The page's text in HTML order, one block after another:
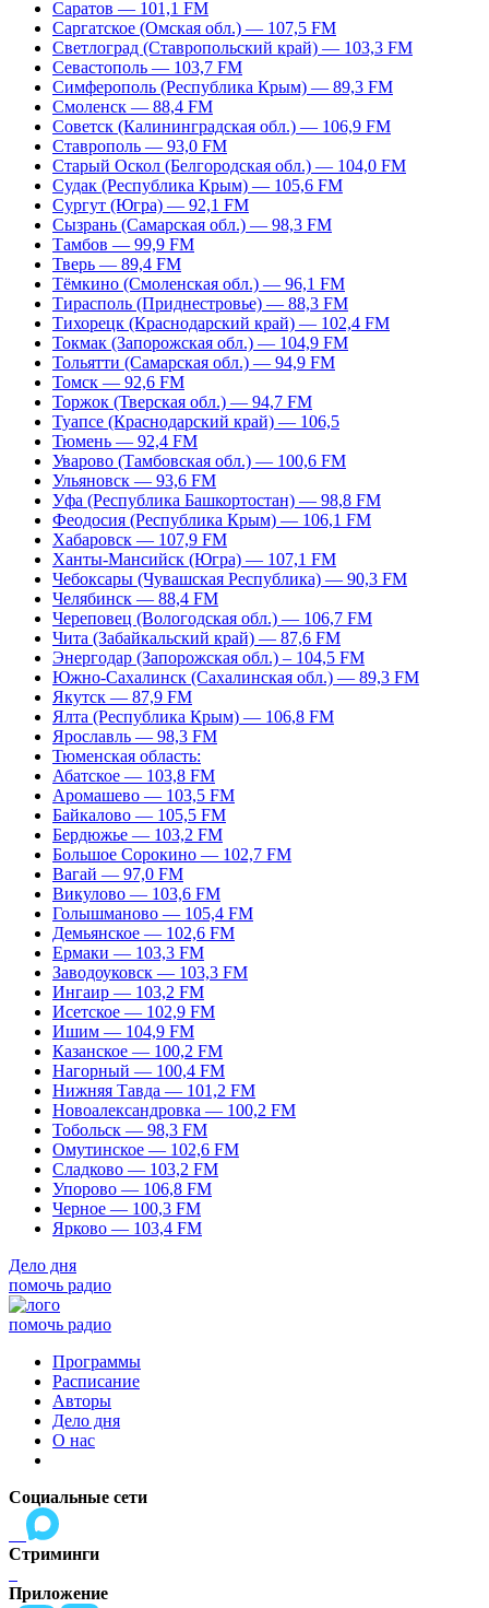
Саратов — 101,1 FM
Саргатское (Омская обл.) — 107,5 FM
Светлоград (Ставропольский край) — 103,3 FM
Севастополь — 103,7 FM
Симферополь (Республика Крым) — 89,3 FM
Смоленск — 88,4 FM
Советск (Калининградская обл.) — 106,9 FM
Ставрополь — 93,0 FM
Старый Оскол (Белгородская обл.) — 104,0 FM
Судак (Республика Крым) — 105,6 FM
Сургут (Югра) — 92,1 FM
Сызрань (Самарская обл.) — 98,3 FM
Тамбов — 99,9 FM
Тверь — 89,4 FM
Тёмкино (Смоленская обл.) — 96,1 FM
Тирасполь (Приднестровье) — 88,3 FM
Тихорецк (Краснодарский край) — 102,4 FM
Токмак (Запорожская обл.) — 104,9 FM
Тольятти (Самарская обл.) — 94,9 FM
Томск — 92,6 FM
Торжок (Тверская обл.) — 94,7 FM
Туапсе (Краснодарский край) — 106,5
Тюмень — 92,4 FM
Уварово (Тамбовская обл.) — 100,6 FM
Ульяновск — 93,6 FM
Уфа (Республика Башкортостан) — 98,8 FM
Феодосия (Республика Крым) — 106,1 FM
Хабаровск — 107,9 FM
Ханты-Мансийск (Югра) — 107,1 FM
Чебоксары (Чувашская Республика) — 90,3 FM
Челябинск — 88,4 FM
Череповец (Вологодская обл.) — 106,7 FM
Чита (Забайкальский край) — 87,6 FM
Энергодар (Запорожская обл.) – 104,5 FM
Южно-Сахалинск (Сахалинская обл.) — 89,3 FM
Якутск — 87,9 FM
Ялта (Республика Крым) — 106,8 FM
Ярославль — 98,3 FM
Тюменская область:
Абатское — 103,8 FM
Аромашево — 103,5 FM
Байкалово — 105,5 FM
Бердюжье — 103,2 FM
Большое Сорокино — 102,7 FM
Вагай — 97,0 FM
Викулово — 103,6 FM
Голышманово — 105,4 FM
Демьянское — 102,6 FM
Ермаки — 103,3 FM
Заводоуковск — 103,3 FM
Ингаир — 103,2 FM
Исетское — 102,9 FM
Ишим — 104,9 FM
Казанское — 100,2 FM
Нагорный — 100,4 FM
Нижняя Тавда — 101,2 FM
Новоалександровка — 100,2 FM
Тобольск — 98,3 FM
Омутинское — 102,6 FM
Сладково — 103,2 FM
Упорово — 106,8 FM
Черное — 100,3 FM
Ярково — 103,4 FM
Дело дня
помочь радио
помочь радио
Программы
Расписание
Авторы
Дело дня
О нас
Социальные сети
Стриминги
Приложение